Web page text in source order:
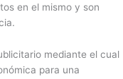
en el mismo y son
mediante el cual
para una